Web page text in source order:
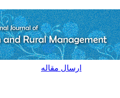
ارسال مقاله